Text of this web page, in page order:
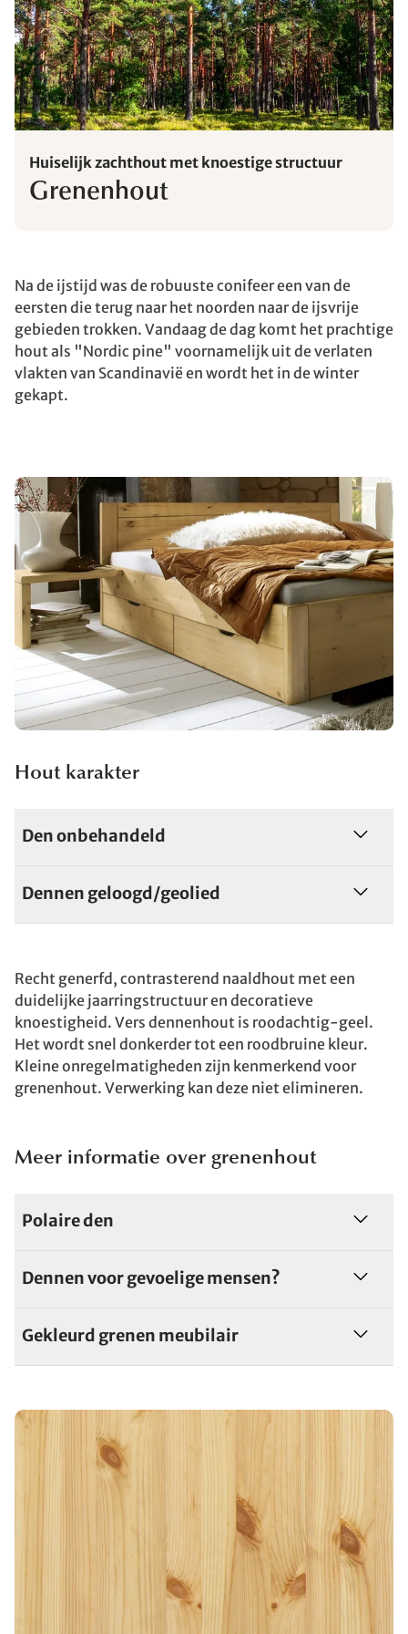
Huiselijk zachthout met knoestige structuur
Grenenhout
Na de ijstijd was de robuuste conifeer een van de
eersten die terug naar het noorden naar de ijsvrije
gebieden trokken. Vandaag de dag komt het prachtige
hout als "Nordic pine" voornamelijk uit de verlaten
vlakten van Scandinavië en wordt het in de winter
gekapt.
Hout karakter
Den onbehandeld
Dennen geloogd/geolied
Recht generfd, contrasterend naaldhout met een
duidelijke jaarringstructuur en decoratieve
knoestigheid. Vers dennenhout is roodachtig-geel.
Het wordt snel donkerder tot een roodbruine kleur.
Kleine onregelmatigheden zijn kenmerkend voor
grenenhout. Verwerking kan deze niet elimineren.
Meer informatie over grenenhout
Polaire den
Dennen voor gevoelige mensen?
Gekleurd grenen meubilair